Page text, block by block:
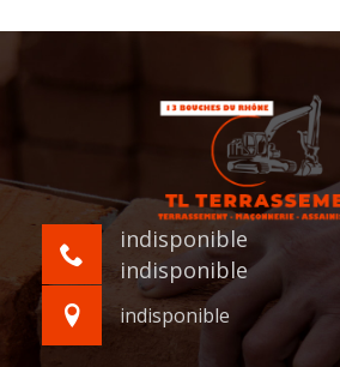
indisponible
indisponible
indisponible